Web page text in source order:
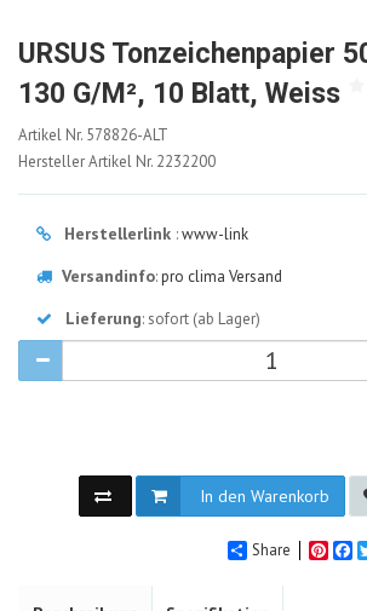
URSUS Tonzeichenpapier
130 G/m², 10 Blatt, Weiss
578826-
ALT
Artikel Nr. 578826-ALT
Hersteller Artikel Nr. 2232200
Herstellerlink :www-link
Versandinfo:pro clima Versand
Lieferung: sofort (ab Lager)
In den Warenkorb
Share